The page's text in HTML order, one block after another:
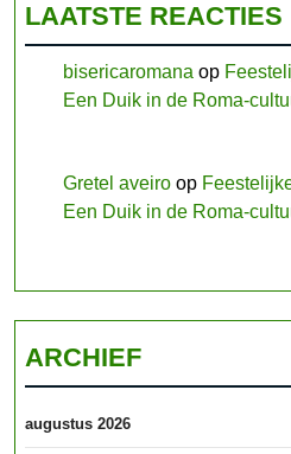
LAATSTE REACTIES
bisericaromana op
Een Duik in de Roma-
Gretel aveiro op
Een Duik in de Roma-
ARCHIEF
augustus 2026